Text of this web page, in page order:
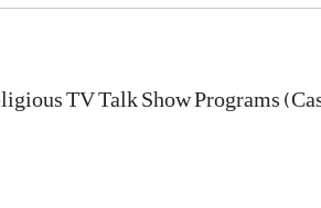
TV Talk Show Programs